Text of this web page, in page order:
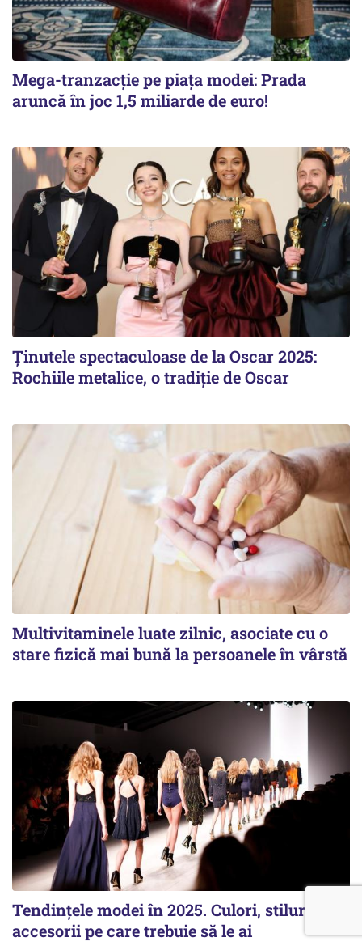
Mega-tranzacție pe piața modei: Prada
aruncă în joc 1,5 miliarde de euro!
Ținutele spectaculoase de la Oscar 2025:
Rochiile metalice, o tradiție de Oscar
Multivitaminele luate zilnic, asociate cu o
stare fizică mai bună la persoanele în vârstă
Tendințele modei în 2025. Culori, stiluri și
accesorii pe care trebuie să le ai